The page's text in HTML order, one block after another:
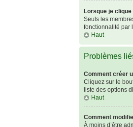
Lorsque je
Seuls les
fonctionnalité par
Haut
Problèmes
Comment créer
Cliquez sur le
liste des options
Haut
Comment
À moins d’être